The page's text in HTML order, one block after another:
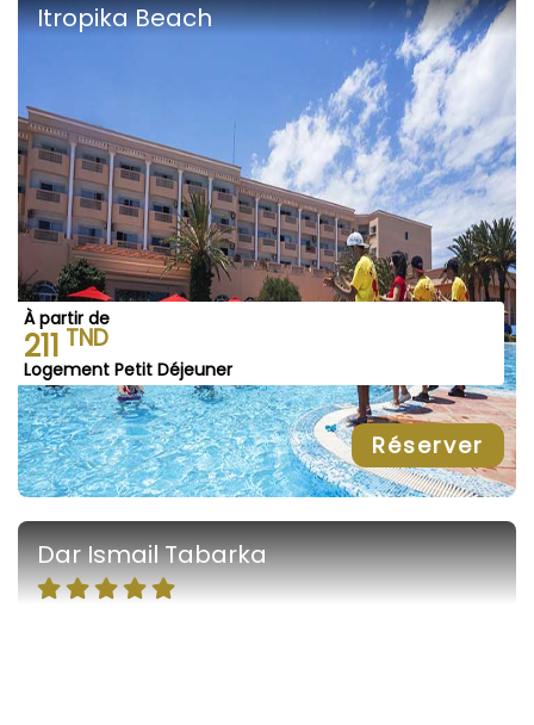
Itropika Beach
À partir de
211 TND
Logement Petit Déjeuner
Réserver
Dar Ismail Tabarka